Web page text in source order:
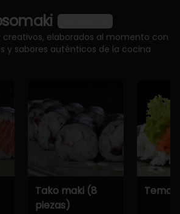
creativos, elaborados al momento con
y sabores auténticos de la cocina
Tako maki (8
piezas)